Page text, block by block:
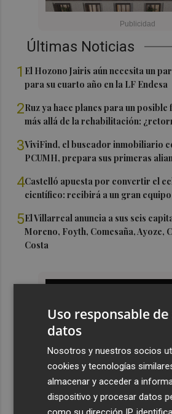
Últimas Noticias
1 El Hozono Jairis aún necesita un
para su cuarto año en la LF Endesa
2Ruz ya hace planes para un
más allá de la rehabilitación:
3ViviFind, el buscador inmobiliario
PCUMH, prepara sus primeras
4Castelló apuesta por convertir el
científico: recibirá a un gran
5El Villarreal anuncia a sus seis
Moreno, Foyth, Comesaña, Ayoze,
Costa
Uso responsable de
datos
Nosotros y nuestros socios
cookies y tecnologías
almacenar y acceder a
dispositivo y procesar datos